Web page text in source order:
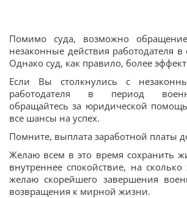
Помимо суда, возможно
незаконные действия работодателя в
Однако суд, как правило, более
Если Вы столкнулись с
работодателя в период
обращайтесь за юридической
все шансы на успех.
Помните, выплата заработной платы
Желаю всем в это время сохранить
внутреннее спокойствие, на
желаю скорейшего завершения
возвращения к мирной жизни.